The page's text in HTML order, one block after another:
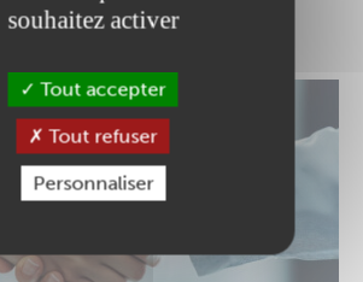
souhaitez activer
Tout accepter
Tout refuser
Personnaliser